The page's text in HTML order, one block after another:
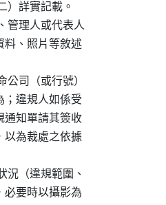
）詳實記載。
管理人或代表人
料、照片等敘述
公司（或行號）
；違規人如係受
通知單請其簽收
以為裁處之依據
況（違規範圍、
必要時以攝影為